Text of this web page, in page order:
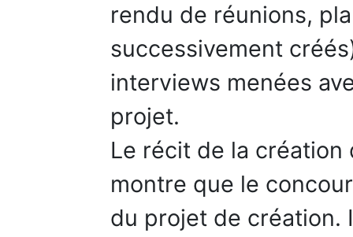
rendu de réunions,
successivement
interviews menées
projet.
Le récit de la création
montre que le
du projet de création.